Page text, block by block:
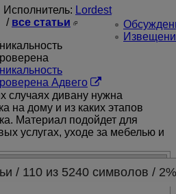
Исполнитель: Lordest
/ все статьи
Адвего
случаях дивану нужна
на дому и из каких этапов
Материал подойдет для
услугах, уходе за мебелью и
/ 110 из 5240 символов / 2%